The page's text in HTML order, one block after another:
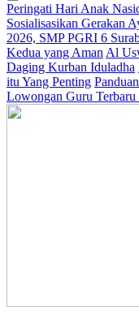
Peringati Hari Anak
Sosialisasikan Gerakan
2026, SMP PGRI 6
Kedua yang Aman Al
Daging Kurban Iduladha
itu Yang Penting
Lowongan Guru